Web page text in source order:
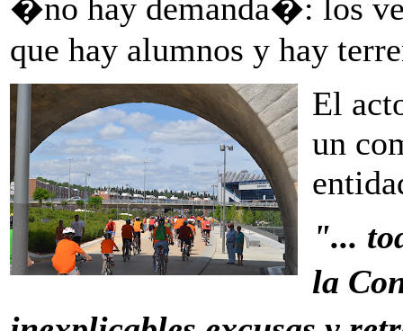
�no hay demanda�: los
que hay alumnos y hay
El
un
"...
la